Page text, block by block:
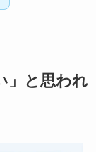
」と思われ